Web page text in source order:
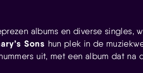
albums en diverse singles,
Sons hun plek in de
uit, met een album dat na